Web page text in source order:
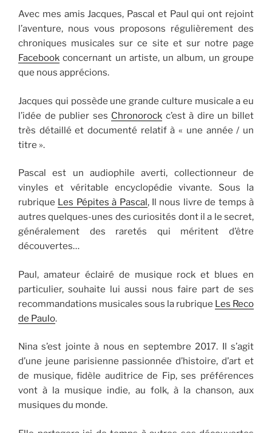
Avec mes amis Jacques, Pascal et Paul qui ont rejoint
l’aventure, nous vous proposons régulièrement des
chroniques musicales sur ce site et sur notre page
Facebook concernant un artiste, un album, un groupe
que nous apprécions.
Jacques qui possède une grande culture musicale a eu
l’idée de publier ses Chronorock c’est à dire un billet
très détaillé et documenté relatif à « une année / un
titre ».
Pascal est un audiophile averti, collectionneur de
vinyles et véritable encyclopédie vivante. Sous la
rubrique Les Pépites à Pascal, Il nous livre de temps à
autres quelques-unes des curiosités dont il a le secret,
généralement des raretés qui méritent d’être
découvertes…
Paul, amateur éclairé de musique rock et blues en
particulier, souhaite lui aussi nous faire part de ses
recommandations musicales sous la rubrique Les Reco
de Paulo.
Nina s’est jointe à nous en septembre 2017. Il s’agit
d’une jeune parisienne passionnée d’histoire, d’art et
de musique, fidèle auditrice de Fip, ses préférences
vont à la musique indie, au folk, à la chanson, aux
musiques du monde.